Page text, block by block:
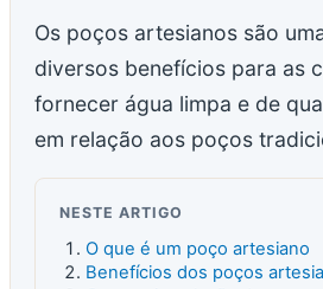
Os poços artesianos são
diversos benefícios para as
fornecer água limpa e de
em relação aos poços
NESTE ARTIGO
O que é um poço artesiano
Benefícios dos poços